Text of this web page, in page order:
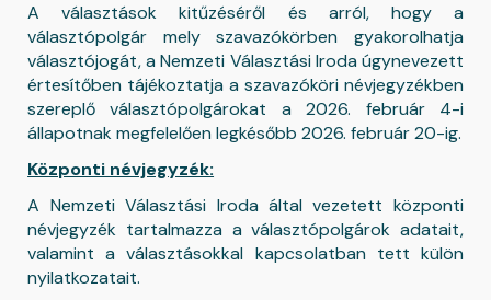
A választások kitűzéséről és arról, hogy a
választópolgár mely szavazókörben gyakorolhatja
választójogát, a Nemzeti Választási Iroda úgynevezett
értesítőben tájékoztatja a szavazóköri névjegyzékben
szereplő választópolgárokat a 2026. február 4-i
állapotnak megfelelően legkésőbb 2026. február 20-ig.
Központi névjegyzék:
A Nemzeti Választási Iroda által vezetett központi
névjegyzék tartalmazza a választópolgárok adatait,
valamint a választásokkal kapcsolatban tett külön
nyilatkozatait.